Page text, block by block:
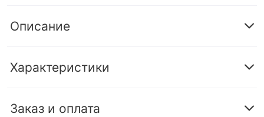
Описание
Характеристики
Заказ и оплата